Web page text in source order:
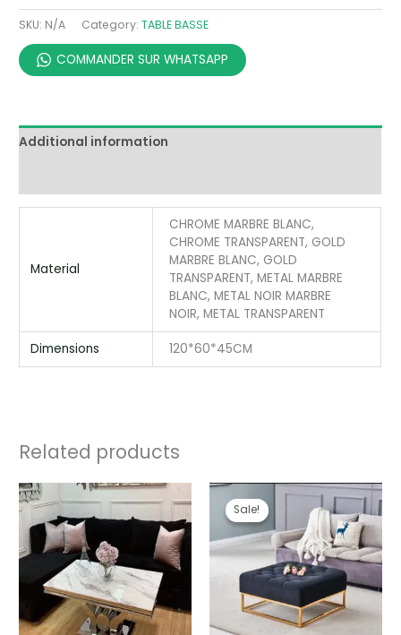
SKU: N/A Category:TABLE BASSE
COMMANDER SUR WHATSAPP
Additional information
Material
CHROME MARBRE BLANC,
CHROME TRANSPARENT, GOLD
MARBRE BLANC, GOLD
TRANSPARENT, METAL MARBRE
BLANC, METAL NOIR MARBRE
NOIR, METAL TRANSPARENT
Dimensions 120*60*45CM
Related products
Price
range:
312,00 €
through
387,00 €
Sale!
Sale!
Original
price
was:
350,00 €.
Current
price
is:
320,00 €.